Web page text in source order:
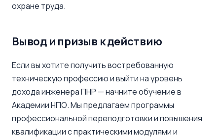
охране труда.
Вывод и призыв к действию
Если вы хотите получить востребованную
техническую профессию и выйти на уровень
дохода инженера ПНР — начните обучение в
Академии НПО. Мы предлагаем программы
профессиональной переподготовки и повышения
квалификации с практическими модулями и